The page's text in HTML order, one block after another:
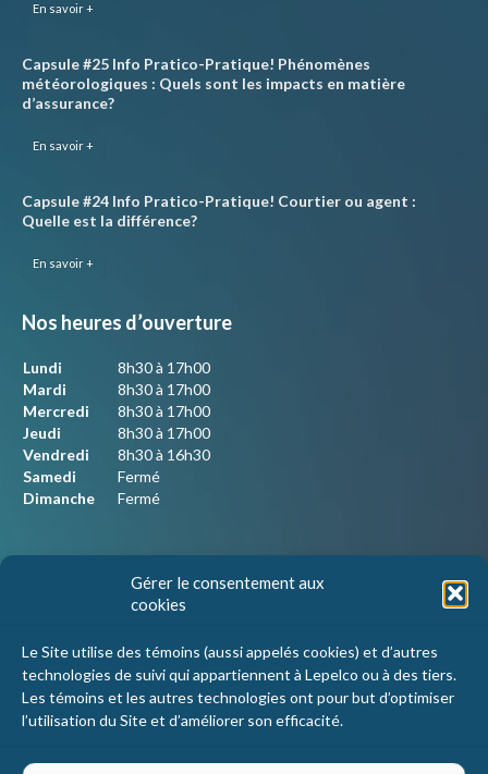
Gérer le consentement aux
cookies
Le Site utilise des témoins (aussi appelés cookies) et d’autres
technologies de suivi qui appartiennent à Lepelco ou à des tiers.
Les témoins et les autres technologies ont pour but d’optimiser
l’utilisation du Site et d’améliorer son efficacité.
En savoir +
Capsule #25 Info Pratico-Pratique! Phénomènes
météorologiques : Quels sont les impacts en matière
d’assurance?
En savoir +
Capsule #24 Info Pratico-Pratique! Courtier ou agent :
Quelle est la différence?
En savoir +
Nos heures d’ouverture
Lundi
8h30 à 17h00
Mardi
8h30 à 17h00
Mercredi
8h30 à 17h00
Jeudi
8h30 à 17h00
Vendredi
8h30 à 16h30
Samedi
Fermé
Dimanche
Fermé
Nous joindre
Saint-Mathieu-de-Beloeil, Qc
J3G 0R2
1 800 467-5067